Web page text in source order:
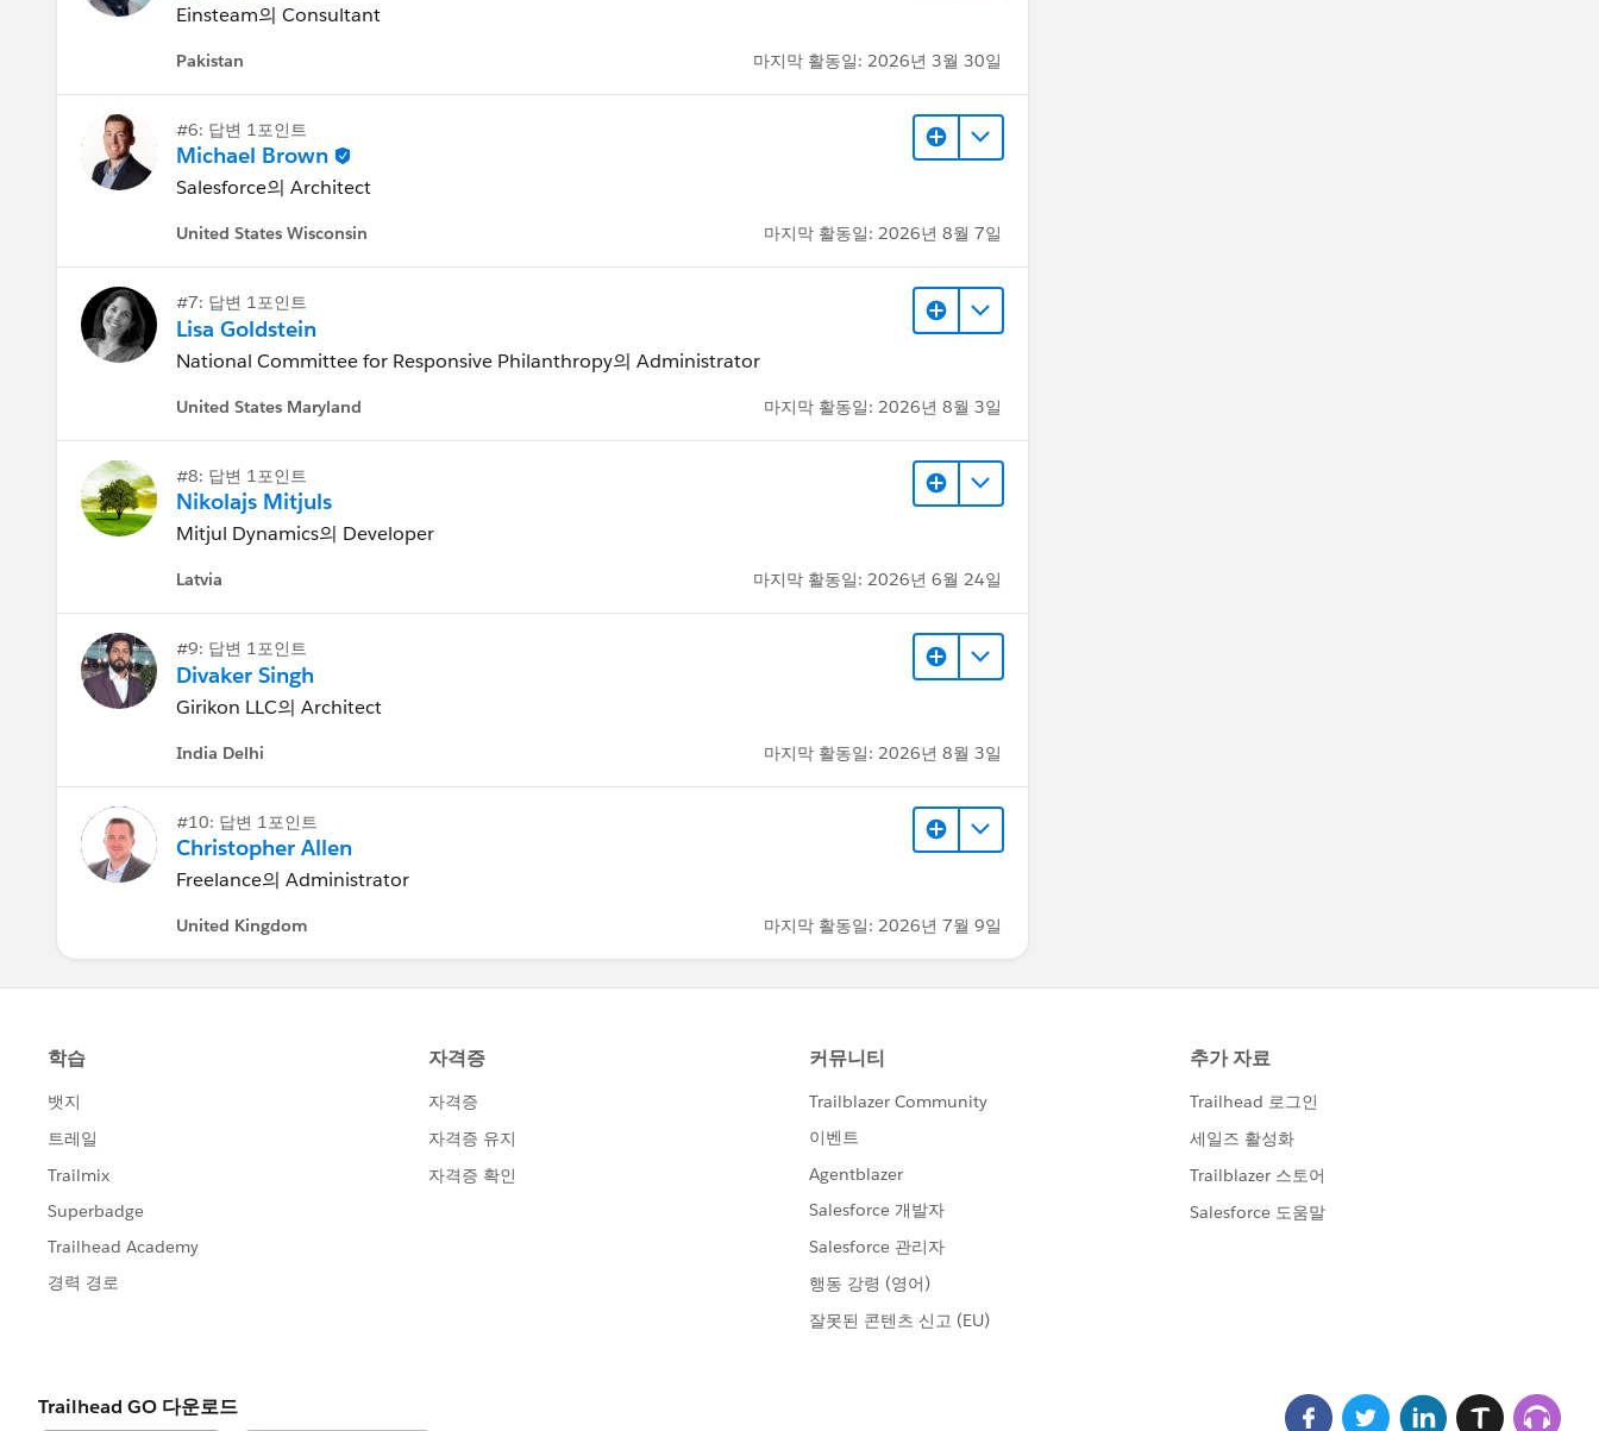
Einsteam의 Consultant
Pakistan 마지막 활동일: 2026년 3월 30일
#6: 답변 1포인트
Michael Brown
Salesforce의 Architect
United States Wisconsin 마지막 활동일: 2026년 8월 7일
#7: 답변 1포인트
Lisa Goldstein
National Committee for Responsive Philanthropy의 Administrator
United States Maryland 마지막 활동일: 2026년 8월 3일
#8: 답변 1포인트
Nikolajs Mitjuls
Mitjul Dynamics의 Developer
Latvia 마지막 활동일: 2026년 6월 24일
#9: 답변 1포인트
Divaker Singh
Girikon LLC의 Architect
India Delhi 마지막 활동일: 2026년 8월 3일
#10: 답변 1포인트
Christopher Allen
Freelance의 Administrator
United Kingdom 마지막 활동일: 2026년 7월 9일